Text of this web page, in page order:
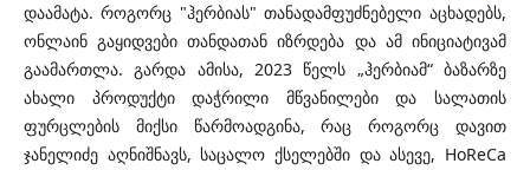
დაამატა. როგორც "ჰერბიას" თანადამფუძნებელი აცხადებს,
ონლაინ გაყიდვები თანდათან იზრდება და ამ ინიციატივამ
გაამართლა. გარდა ამისა, 2023 წელს „ჰერბიამ“ ბაზარზე
ახალი პროდუქტი დაჭრილი მწვანილები და სალათის
ფურცლების მიქსი წარმოადგინა, რაც როგორც დავით
ჯანელიძე აღნიშნავს, საცალო ქსელებში და ასევე, HoReCa